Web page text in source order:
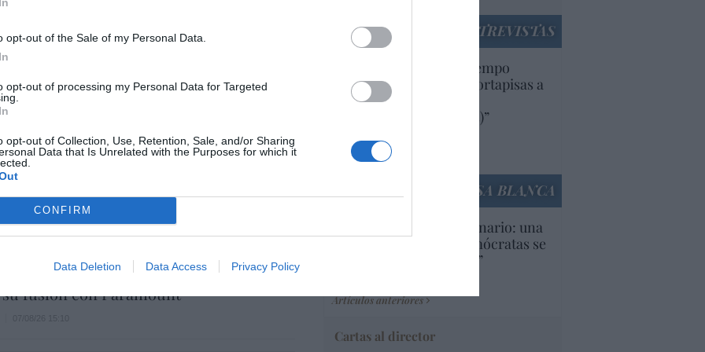
opt-out of the Sale of my Personal Data.
opt-out of processing my Personal Data for Targeted
opt-out of Collection, Use, Retention, Sale, and/or Sharing
Data that Is Unrelated with the Purposes for which it
CONFIRM
Data Deletion Data Access Privacy Policy
imposible de los Entrecanales: deuda al
a la baja y reputación en
se hace con un proyecto IRIS-2 de
de euros
Discovery’ asume ya 600 millones en
fusión con Paramount
ENTREVISTAS
“Europa lleva mucho tiempo
poniendo aranceles y cortapisas a
productos y compañías
americanas (y europeas)”
por Ana Sánchez Arjona
Artículos anteriores
LA CASA BLANCA
EEUU. Inquietante escenario: una
tercera parte de los demócratas se
define como “socialista”
Artículos anteriores
Cartas al director